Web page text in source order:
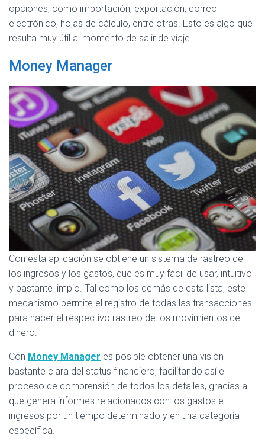
opciones, como importación, exportación, correo
electrónico, hojas de cálculo, entre otras. Esto es algo que
resulta muy útil al momento de salir de viaje.
Money Manager
Con esta aplicación se obtiene un sistema de rastreo de
los ingresos y los gastos, que es muy fácil de usar, intuitivo
y bastante limpio. Tal como los demás de esta lista, este
mecanismo permite el registro de todas las transacciones
para hacer el respectivo rastreo de los movimientos del
dinero.
Con Money Manager es posible obtener una visión
bastante clara del status financiero, facilitando así el
proceso de comprensión de todos los detalles, gracias a
que genera informes relacionados con los gastos e
ingresos por un tiempo determinado y en una categoría
específica.